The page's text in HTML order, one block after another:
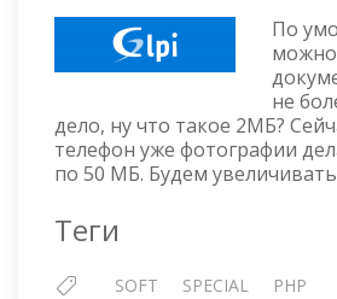
По
можно
не
дело, ну что такое 2МБ?
телефон уже фотографии
по 50 МБ. Будем увеличивать
Теги
SOFT SPECIAL PHP